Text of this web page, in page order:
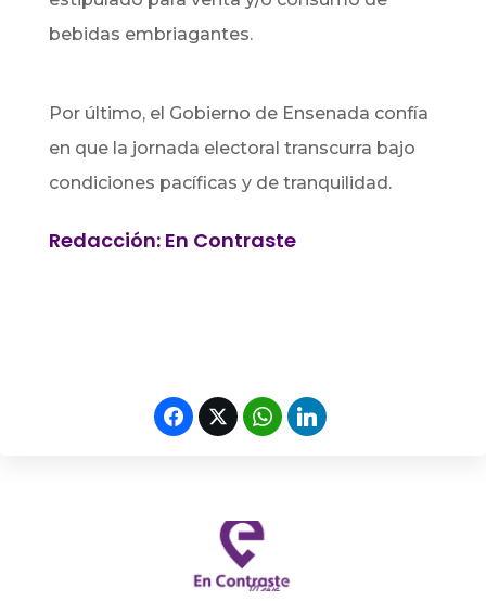
bebidas embriagantes.
Por último, el Gobierno de Ensenada confía
en que la jornada electoral transcurra bajo
condiciones pacíficas y de tranquilidad.
Redacción: En Contraste